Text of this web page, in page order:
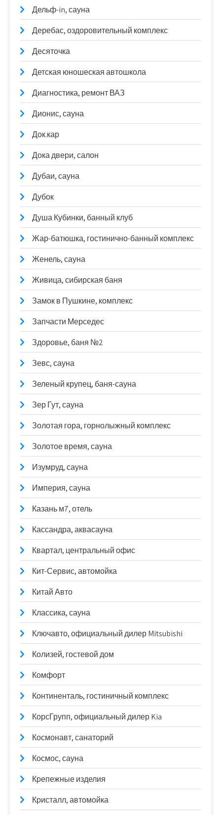
Дельф-in, сауна
Деребас, оздоровительный комплекс
Десяточка
Детская юношеская автошкола
Диагностика, ремонт ВАЗ
Дионис, сауна
Док.кар
Дока двери, салон
Дубаи, сауна
Дубок
Душа Кубинки, банный клуб
Жар-батюшка, гостинично-банный комплекс
Женель, сауна
Живица, сибирская баня
Замок в Пушкине, комплекс
Запчасти Мерседес
Здоровье, баня №2
Зевс, сауна
Зеленый крупец, баня-сауна
Зер Гут, сауна
Золотая гора, горнолыжный комплекс
Золотое время, сауна
Изумруд, сауна
Империя, сауна
Казань м7, отель
Кассандра, аквасауна
Квартал, центральный офис
Кит-Сервис, автомойка
Китай Авто
Классика, сауна
Ключавто, официальный дилер Mitsubishi
Колизей, гостевой дом
Комфорт
Континенталь, гостиничный комплекс
КорсГрупп, официальный дилер Kia
Космонавт, санаторий
Космос, сауна
Крепежные изделия
Кристалл, автомойка